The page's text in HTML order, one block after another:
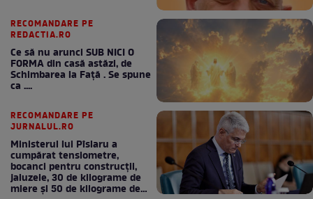
RECOMANDARE PE
REDACTIA.RO
Ce să nu arunci SUB NICI O
FORMA din casă astăzi, de
Schimbarea la Față . Se spune
ca ....
RECOMANDARE PE
JURNALUL.RO
Ministerul lui Pîslaru a
cumpărat tensiometre,
bocanci pentru construcții,
jaluzele, 30 de kilograme de
miere și 50 de kilograme de